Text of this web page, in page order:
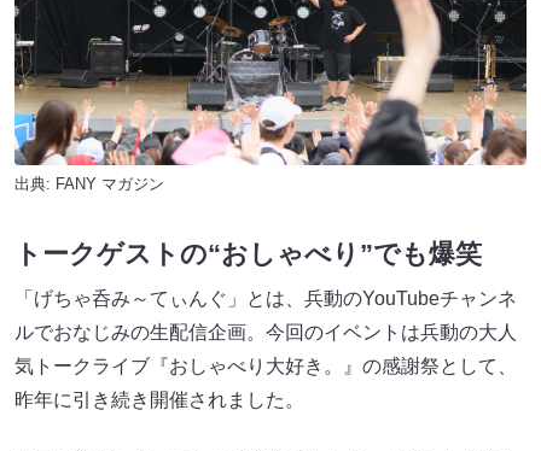
出典: FANY マガジン
トークゲストの“おしゃべり”でも爆笑
「げちゃ呑み～てぃんぐ」とは、兵動のYouTubeチャンネ
ルでおなじみの生配信企画。今回のイベントは兵動の大人
気トークライブ『おしゃべり大好き。』の感謝祭として、
昨年に引き続き開催されました。